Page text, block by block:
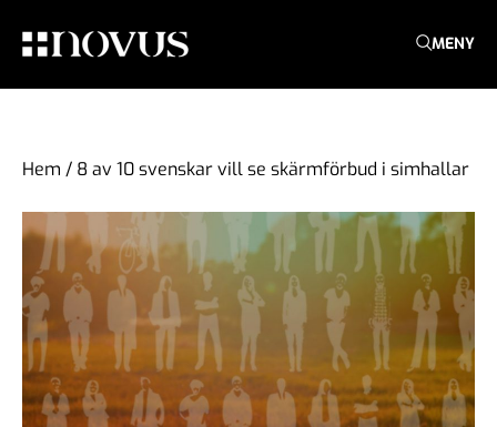
MENY
Hem / 8 av 10 svenskar vill se skärmförbud i simhallar